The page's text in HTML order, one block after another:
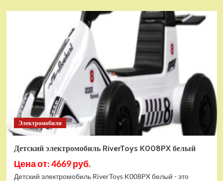
(EU)
Конструктор
Ideas
Автомат
по
продаже
минифигурок
(21358)
Электромобили
Детский электромобиль RiverToys K008PX белый
Цена от: 4669 руб.
Детский электромобиль RiverToys K008PX белый - это